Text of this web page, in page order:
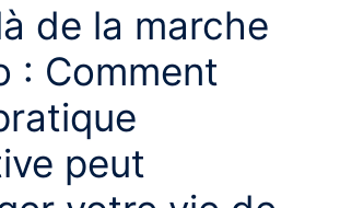
de la marche
: Comment
peut